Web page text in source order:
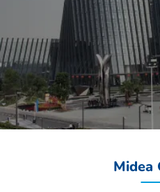
Midea